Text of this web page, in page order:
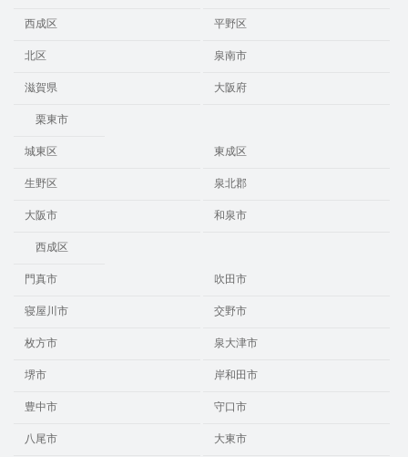
西成区 平野区
北区 泉南市
滋賀県
栗東市
大阪府
城東区 東成区
生野区 泉北郡
大阪市
西成区
和泉市
門真市 吹田市
寝屋川市 交野市
枚方市 泉大津市
堺市 岸和田市
豊中市 守口市
八尾市 大東市